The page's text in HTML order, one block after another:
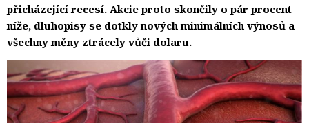
přicházející recesí. Akcie proto skončily o pár procent
níže, dluhopisy se dotkly nových minimálních výnosů a
všechny měny ztrácely vůči dolaru.